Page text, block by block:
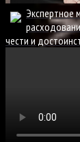
Экспертное
чести и